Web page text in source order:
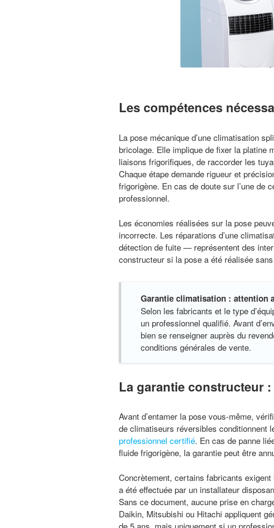
Les compétences
La pose mécanique d’une climatisation
bricolage. Elle implique de fixer la platine
liaisons frigorifiques, de raccorder les
Chaque étape demande rigueur et
frigorigène. En cas de doute sur l’une de
professionnel.
Les économies réalisées sur la pose
incorrecte. Les réparations d’une
détection de fuite — représentent des
constructeur si la pose a été réalisée
Garantie climatisation : attention
Selon les fabricants et le type
un professionnel qualifié. Avant
bien se renseigner auprès du
conditions générales de vente.
La garantie constructeur
Avant d’entamer la pose vous-même,
de climatiseurs réversibles conditionnent
professionnel certifié. En cas de panne
fluide frigorigène, la garantie peut être
Concrètement, certains fabricants
a été effectuée par un installateur
Sans ce document, aucune prise en
Daikin, Mitsubishi ou Hitachi appliquent